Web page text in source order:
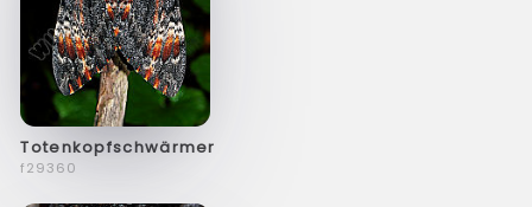
Totenkopfschwärmer
f29360